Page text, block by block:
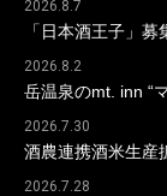
2026.8.7
「日本酒王子」
2026.8.2
岳温泉のmt. inn “
2026.7.30
酒農連携酒米生産
2026.7.28